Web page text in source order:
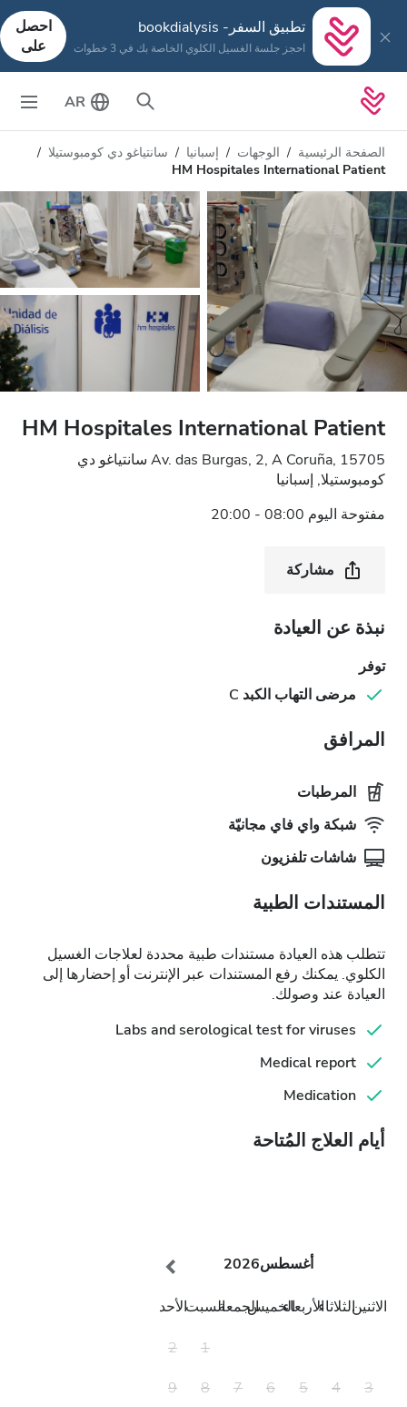
تطبيق السفر- bookdialysis
احجز جلسة الغسيل الكلوي الخاصة بك في 3 خطوات
احصل
على
AR
الصفحة الرئيسية الوجهات إسبانيا
سانتياغو دي كومبوستيلا
HM Hospitales International Patient
HM Hospitales International Patient
Av. das Burgas, 2, A Coruña, 15705 سانتياغو دي
كومبوستيلا, إسبانيا
مفتوحة اليوم 08:00 - 20:00
مشاركة
نبذة عن العيادة
توفر
مرضى التهاب الكبد C
المرافق
المرطبات
شبكة واي فاي مجانيّة
شاشات تلفزيون
المستندات الطبية
تتطلب هذه العيادة مستندات طبية محددة لعلاجات الغسيل
الكلوي. يمكنك رفع المستندات عبر الإنترنت أو إحضارها إلى
العيادة عند وصولك.
Labs and serological test for viruses
Medical report
Medication
أيام العلاج المُتاحة
أغسطس2026
الاثنينالثلاثاءالأربعاءالخميسالجمعةالسبتالأحد
1
2
3
4
5
6
7
8
9